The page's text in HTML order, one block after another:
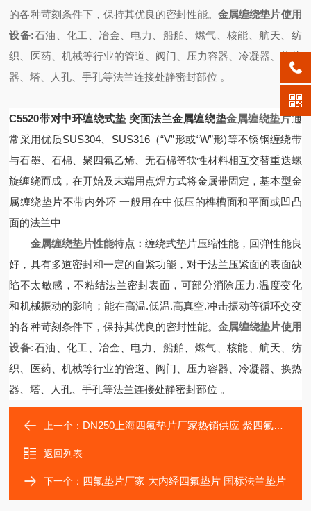
的各种苛刻条件下，保持其优良的密封性能。金属缠绕垫片使用
设备:石油、化工、冶金、电力、船舶、燃气、核能、航天、纺
织、医药、机械等行业的管道、阀门、压力容器、冷凝器、换热
器、塔、人孔、手孔等法兰连接处静密封部位 。
C5520带对中环缠绕式垫 突面法兰金属缠绕垫金属缠绕垫片通
常采用优质SUS304、SUS316（“V”形或“W”形)等不锈钢缠绕带
与石墨、石棉、聚四氟乙烯、无石棉等软性材料相互交替重迭螺
旋缠绕而成，在开始及末端用点焊方式将金属带固定，基本型金
属缠绕垫片不带内外环 一般用在中低压的榫槽面和平面或凹凸
面的法兰中
金属缠绕垫片性能特点： 缠绕式垫片压缩性能，回弹性能良
好，具有多道密封和一定的自紧功能，对于法兰压紧面的表面缺
陷不太敏感，不粘结法兰密封表面，可部分消除压力.温度变化
和机械振动的影响；能在高温.低温.高真空.冲击振动等循环交变
的各种苛刻条件下，保持其优良的密封性能。金属缠绕垫片使用
设备:石油、化工、冶金、电力、船舶、燃气、核能、航天、纺
织、医药、机械等行业的管道、阀门、压力容器、冷凝器、换热
器、塔、人孔、手孔等法兰连接处静密封部位 。
上一个： DN250上海四氟垫片厂家热销供应 聚四氟乙烯垫片
返回列表
下一个： 四氟垫片厂家 大内经四氟垫片 国标法兰垫片